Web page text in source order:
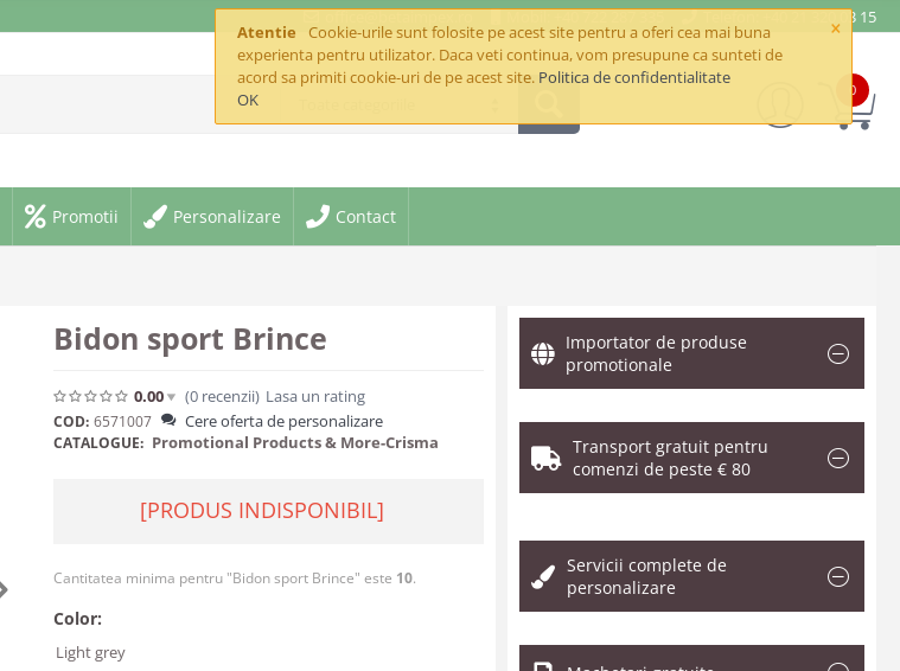
×
Atentie
Cookie-urile sunt folosite pe acest site pentru a oferi cea mai buna
experienta pentru utilizator. Daca veti continua, vom presupune ca sunteti de
acord sa primiti cookie-uri de pe acest site. Politica de confidentialitate
OK
office@betaimpex.ro Mobil: +40 722 287 335 Telefon: +40 21 320 03 15
0
Promotii Personalizare Contact
Bidon sport Brince
0.00 (0 recenzii) Lasa un rating
COD: 6571007 Cere oferta de personalizare
CATALOGUE: Promotional Products & More-Crisma
[PRODUS INDISPONIBIL]
Cantitatea minima pentru "Bidon sport Brince" este 10.
Color:
Light grey
Importator de produse
promotionale
Transport gratuit pentru
comenzi de peste € 80
Servicii complete de
personalizare